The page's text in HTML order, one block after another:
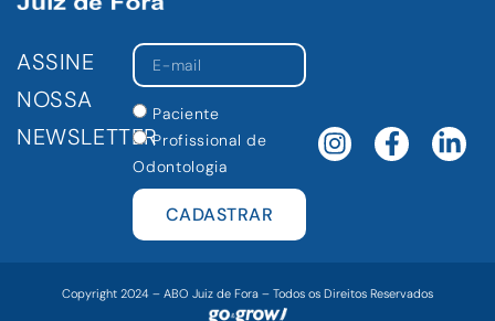
ASSINE
NOSSA
NEWSLETTER
Paciente
Profissional de
Odontologia
CADASTRAR
Copyright 2024 – ABO Juiz de Fora – Todos os Direitos Reservados